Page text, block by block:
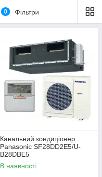
0 Фільтри
Канальний кондиціонер
Panasonic SF28DD2E5/U-
B28DBE5
В наявності